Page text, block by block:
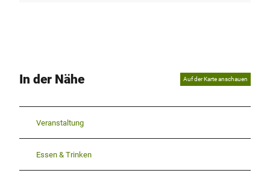
In der Nähe Auf der Karte anschauen
Veranstaltung
Essen & Trinken